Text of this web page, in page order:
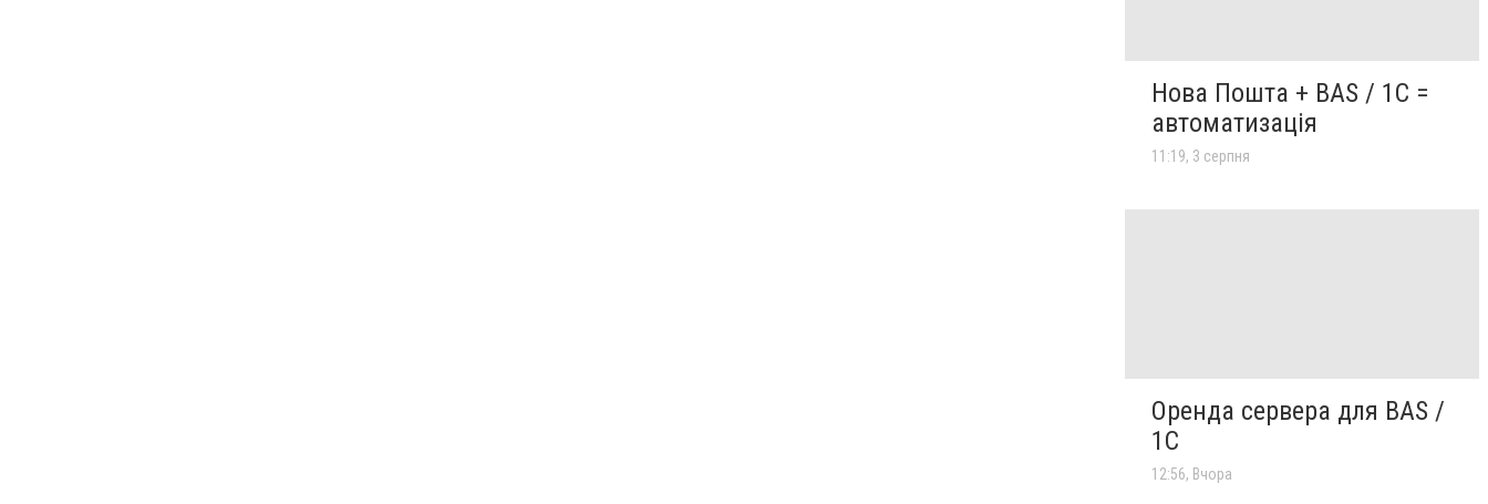
Нова Пошта + BAS / 1C =
автоматизація
11:19, 3 серпня
Оренда сервера для BAS /
1C
12:56, Вчора